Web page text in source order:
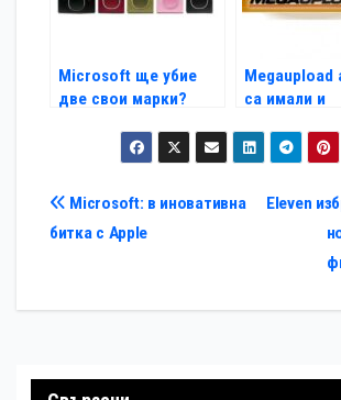
Microsoft ще убие
две свои марки?
Megaupload
са имали и
политици
Навигация
Eleven
Microsoft: в иновативна
битка с Apple